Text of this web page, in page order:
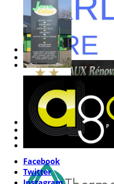
Facebook
Twitter